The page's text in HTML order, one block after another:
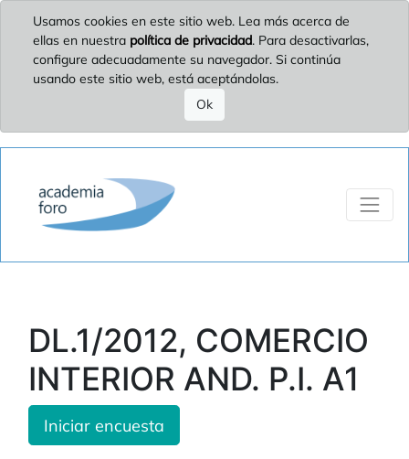
Usamos cookies en este sitio web. Lea más acerca de
ellas en nuestra política de privacidad. Para desactivarlas,
configure adecuadamente su navegador. Si continúa
usando este sitio web, está aceptándolas.
Ok
DL.1/2012, COMERCIO
INTERIOR AND. P.I. A1
Iniciar encuesta